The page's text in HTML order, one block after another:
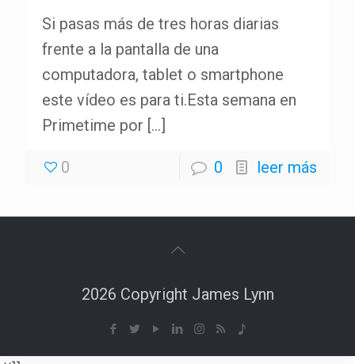
Si pasas más de tres horas diarias
frente a la pantalla de una
computadora, tablet o smartphone
este vídeo es para ti.Esta semana en
Primetime por […]
0 0 leer más
2026 Copyright James Lynn